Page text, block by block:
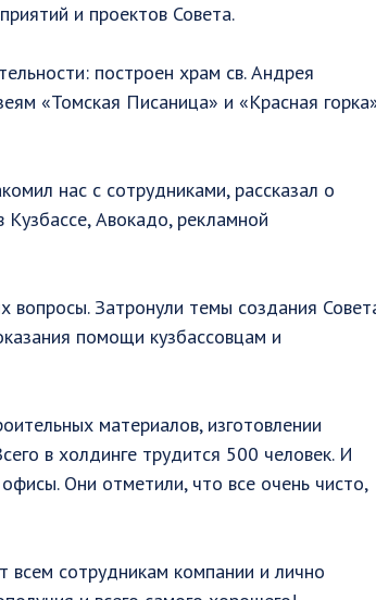
и проектов Совета.
построен храм св. Андрея
«Томская Писаница» и «Красная
нас с сотрудниками, рассказал о
Авокадо, рекламной
вопросы. Затронули темы создания
помощи кузбассовцам и
материалов, изготовлении
в холдинге трудится 500 человек. И
Они отметили, что все очень чисто,
всем сотрудникам компании и лично